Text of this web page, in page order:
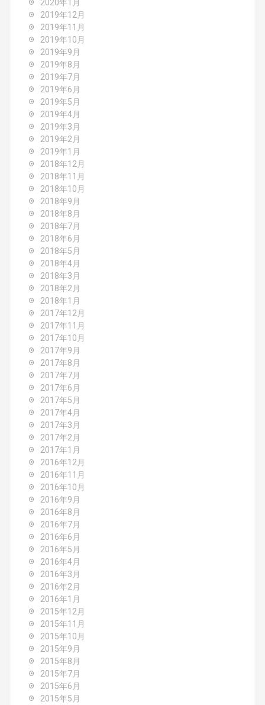
2020年1月
2019年12月
2019年11月
2019年10月
2019年9月
2019年8月
2019年7月
2019年6月
2019年5月
2019年4月
2019年3月
2019年2月
2019年1月
2018年12月
2018年11月
2018年10月
2018年9月
2018年8月
2018年7月
2018年6月
2018年5月
2018年4月
2018年3月
2018年2月
2018年1月
2017年12月
2017年11月
2017年10月
2017年9月
2017年8月
2017年7月
2017年6月
2017年5月
2017年4月
2017年3月
2017年2月
2017年1月
2016年12月
2016年11月
2016年10月
2016年9月
2016年8月
2016年7月
2016年6月
2016年5月
2016年4月
2016年3月
2016年2月
2016年1月
2015年12月
2015年11月
2015年10月
2015年9月
2015年8月
2015年7月
2015年6月
2015年5月